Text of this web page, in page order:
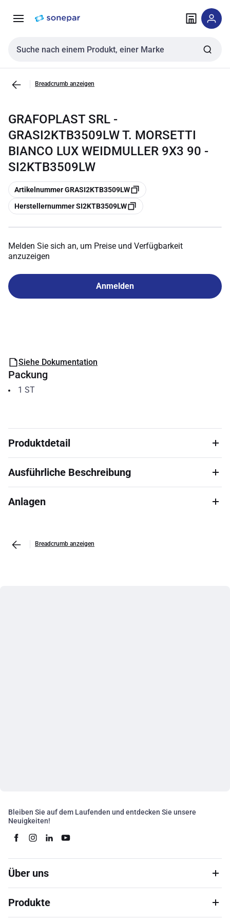
NavigationInhalt
Sucheingabe
Breadcrumb anzeigen
GRAFOPLAST SRL -
GRASI2KTB3509LW T. MORSETTI
BIANCO LUX WEIDMULLER 9X3 90 -
SI2KTB3509LW
Kopieren
Artikelnummer GRASI2KTB3509LW
Kopieren
Herstellernummer SI2KTB3509LW
Melden Sie sich an, um Preise und Verfügbarkeit
anzuzeigen
Anmelden
Siehe Dokumentation
Packung
1 ST
Produktdetail
Ausführliche Beschreibung
Anlagen
Breadcrumb anzeigen
Bleiben Sie auf dem Laufenden und entdecken Sie unsere
Neuigkeiten!
Über uns
Produkte